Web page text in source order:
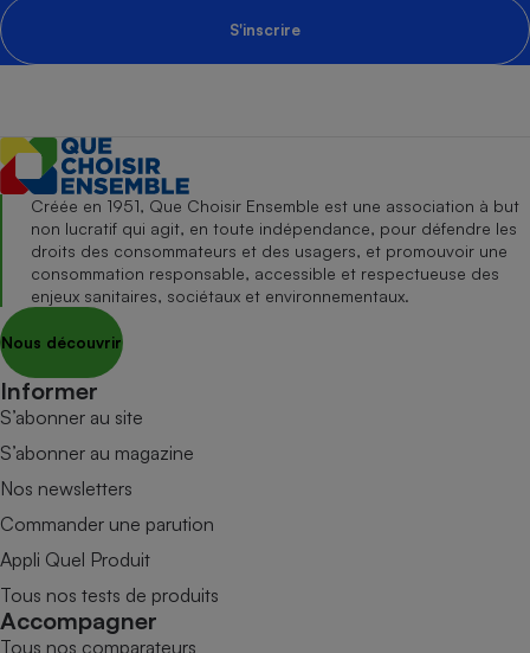
S'inscrire
Créée en 1951, Que Choisir Ensemble est une association à but
non lucratif qui agit, en toute indépendance, pour défendre les
droits des consommateurs et des usagers, et promouvoir une
consommation responsable, accessible et respectueuse des
enjeux sanitaires, sociétaux et environnementaux.
Nous découvrir
Informer
S’abonner au site
S’abonner au magazine
Nos newsletters
Commander une parution
Appli Quel Produit
Tous nos tests de produits
Accompagner
Tous nos comparateurs